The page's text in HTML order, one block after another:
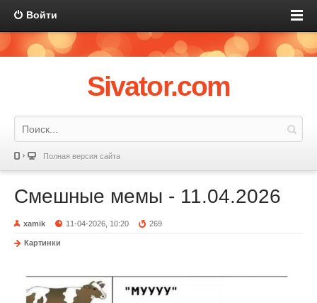
Войти
Sivator.com
Полная версия сайта
Смешные мемы - 11.04.2026
xamik 11-04-2026, 10:20 269
Картинки